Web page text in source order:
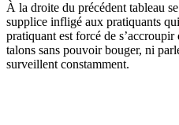
À la droite du précédent tableau
supplice infligé aux pratiquants
pratiquant est forcé de
talons sans pouvoir bouger, ni
surveillent constamment.